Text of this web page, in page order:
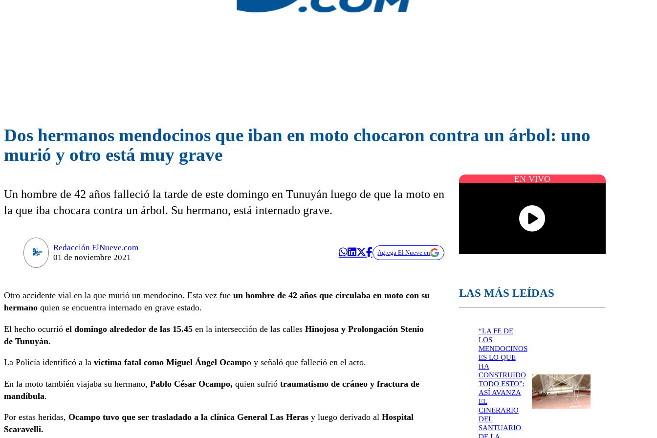
Dos hermanos mendocinos que iban en moto chocaron contra un árbol: uno
murió y otro está muy grave
Un hombre de 42 años falleció la tarde de este domingo en Tunuyán luego de que la moto en
la que iba chocara contra un árbol. Su hermano, está internado grave.
Redacción ElNueve.com
01 de noviembre 2021
Agrega El Nueve en
Otro accidente vial en la que murió un mendocino. Esta vez fue un hombre de 42 años que circulaba en moto con su
hermano quien se encuentra internado en grave estado.
El hecho ocurrió el domingo alrededor de las 15.45 en la intersección de las calles Hinojosa y Prolongación Stenio
de Tunuyán.
La Policía identificó a la víctima fatal como Miguel Ángel Ocampo y señaló que falleció en el acto.
En la moto también viajaba su hermano, Pablo César Ocampo, quien sufrió traumatismo de cráneo y fractura de
mandíbula.
Por estas heridas, Ocampo tuvo que ser trasladado a la clínica General Las Heras y luego derivado al Hospital
Scaravelli.
EN VIVO
LAS MÁS LEÍDAS
“LA FE DE
LOS
MENDOCINOS
ES LO QUE
HA
CONSTRUIDO
TODO ESTO”:
ASÍ AVANZA
EL
CINERARIO
DEL
SANTUARIO
DE LA